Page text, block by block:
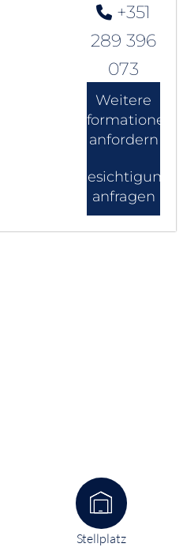
+351
289 396
073
Weitere
Informationen
anfordern
Besichtigung
anfragen
Stellplatz